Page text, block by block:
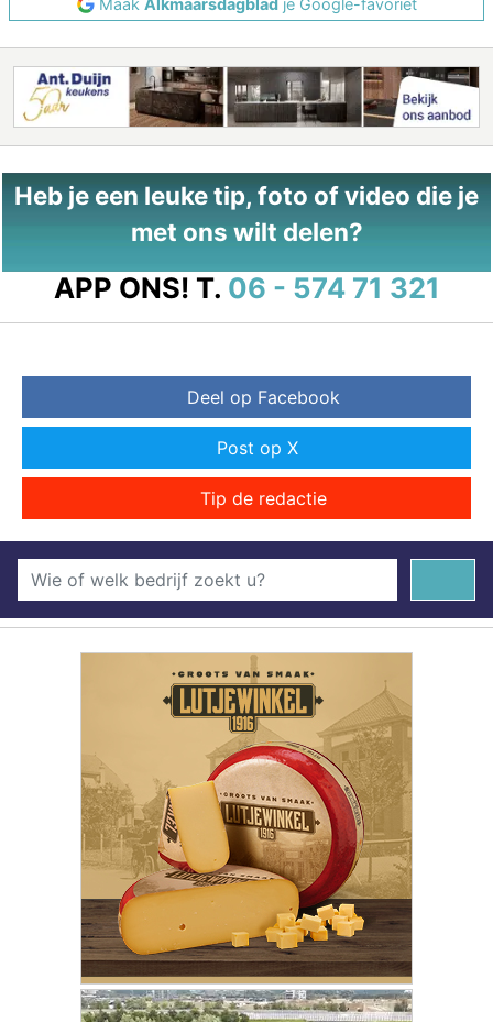
Maak Alkmaarsdagbladje Google-favoriet
Heb je een leuke tip, foto of video die je
met ons wilt delen?
APP ONS! T. 06 - 574 71 321
Deel op Facebook
Post op X
Tip de redactie